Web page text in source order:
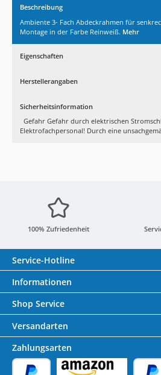
Beschreibung
Ambiente 3- Fach Abdeckrahmen für
Montage in der Farbe Reinweiß. Mehr
Eigenschaften
Herstellerangaben
Sicherheitsinformation
Gefahr Gefahr durch elektrischen
Elektrofachpersonal! Durch eine
100% Zufriedenheit
Service-Hotline
Informationen
Shop Service
Versandarten
Zahlungsarten